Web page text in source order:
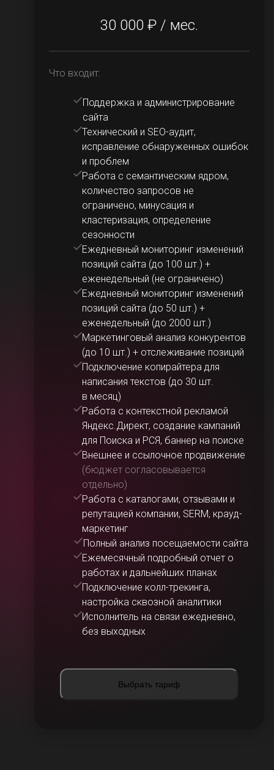
30 000 ₽ / мес.
Что входит:
Поддержка и администрирование
сайта
Технический и SEO-аудит,
исправление обнаруженных ошибок
и проблем
Работа с семантическим ядром,
количество запросов не
ограничено, минусация и
кластеризация, определение
сезонности
Ежедневный мониторинг изменений
позиций сайта (до 100 шт.) +
еженедельный (не ограничено)
Ежедневный мониторинг изменений
позиций сайта (до 50 шт.) +
еженедельный (до 2000 шт.)
Маркетинговый анализ конкурентов
(до 10 шт.) + отслеживание позиций
Подключение копирайтера для
написания текстов (до 30 шт.
в месяц)
Работа с контекстной рекламой
Яндекс.Директ, создание кампаний
для Поиска и РСЯ, баннер на поиске
Внешнее и ссылочное продвижение
(бюджет согласовывается
отдельно)
Работа с каталогами, отзывами и
репутацией компании, SERM, крауд-
маркетинг
Полный анализ посещаемости сайта
Ежемесячный подробный отчет о
работах и дальнейших планах
Подключение колл-трекинга,
настройка сквозной аналитики
Исполнитель на связи ежедневно,
без выходных
Выбрать тариф